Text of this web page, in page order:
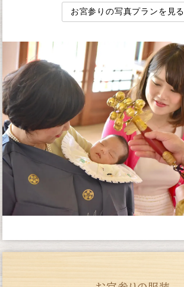
お宮参りの写真プランを見る